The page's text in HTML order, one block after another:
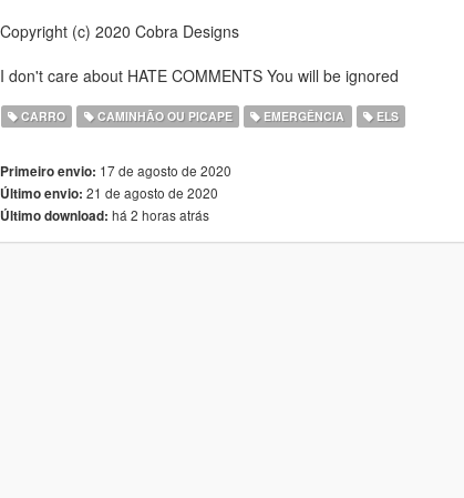
Copyright (c) 2020 Cobra Designs
I don't care about HATE COMMENTS You will be ignored
CARRO CAMINHÃO OU PICAPE EMERGÊNCIA ELS
Primeiro envio: 17 de agosto de 2020
Último envio: 21 de agosto de 2020
Último download: há 2 horas atrás